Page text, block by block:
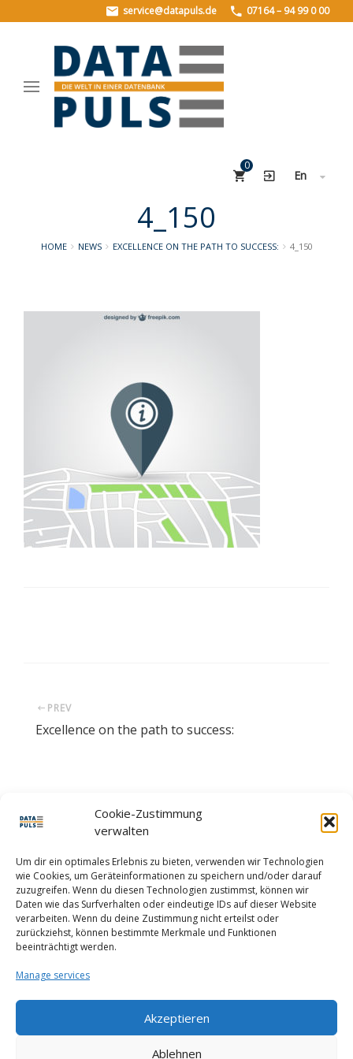
Cookie-Zustimmung
verwalten
Um dir ein optimales Erlebnis zu bieten, verwenden wir Technologien
wie Cookies, um Geräteinformationen zu speichern und/oder darauf
zuzugreifen. Wenn du diesen Technologien zustimmst, können wir
Daten wie das Surfverhalten oder eindeutige IDs auf dieser Website
verarbeiten. Wenn du deine Zustimmung nicht erteilst oder
zurückziehst, können bestimmte Merkmale und Funktionen
beeinträchtigt werden.
Manage services
Akzeptieren
Ablehnen
service@datapuls.de 07164 – 94 99 0 00
0
En
4_150
HOME NEWS EXCELLENCE ON THE PATH TO SUCCESS: 4_150
PREV
Excellence on the path to success:
LEAVE A REPLY
You must be logged in to post a comment.
IMPRINT
HOME
PRODUCTS
PLZData
ABOUT US
Careers
FOR DEVELOPERS
NEWS
CONTACT
IMPRINT